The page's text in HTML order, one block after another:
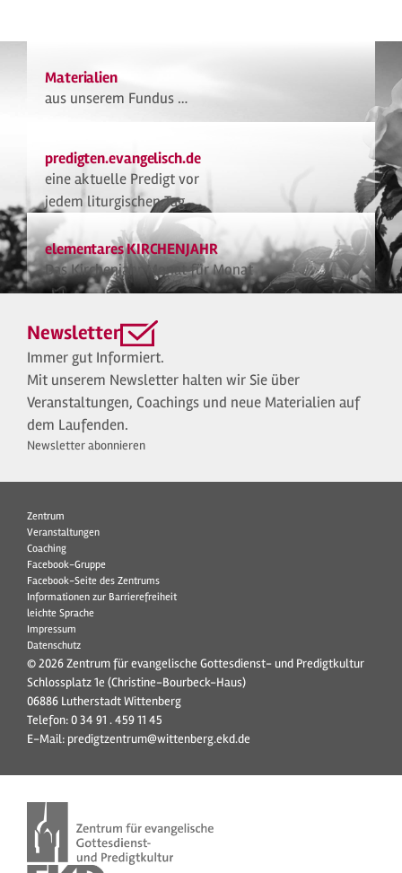
Materialien
aus unserem Fundus …
predigten.evangelisch.de
eine aktuelle Predigt vor
jedem liturgischen Tag
elementares KIRCHENJAHR
Das Kirchenjahr Monat für Monat
Newsletter
Immer gut Informiert.
Mit unserem Newsletter halten wir Sie über
Veranstaltungen, Coachings und neue Materialien auf
dem Laufenden.
Newsletter abonnieren
Zentrum
Veranstaltungen
Coaching
Facebook-Gruppe
Facebook-Seite des Zentrums
Informationen zur Barrierefreiheit
leichte Sprache
Impressum
Datenschutz
© 2026 Zentrum für evangelische Gottesdienst- und Predigtkultur
Schlossplatz 1e (Christine-Bourbeck-Haus)
06886 Lutherstadt Wittenberg
Telefon:0 34 91 . 459 11 45
E-Mail: predigtzentrum@wittenberg.ekd.de